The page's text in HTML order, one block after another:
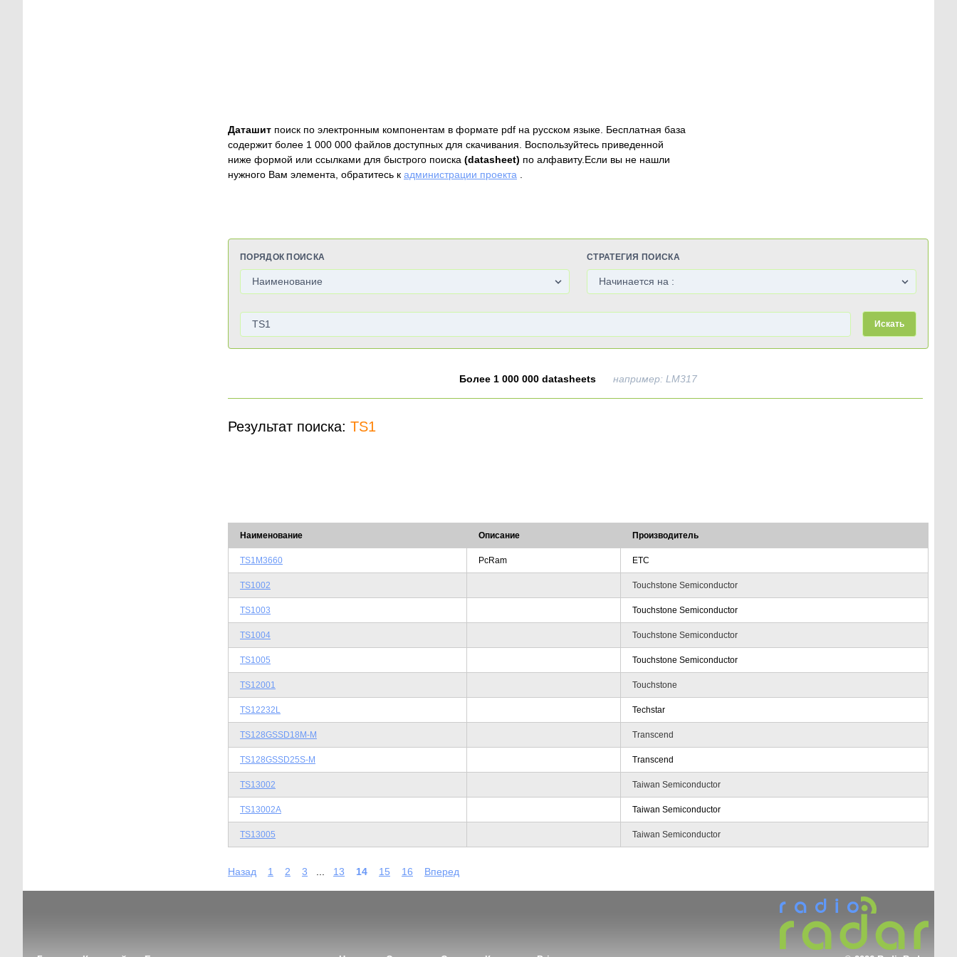
Даташит поиск по электронным компонентам в формате pdf на русском языке. Бесплатная база
содержит более 1 000 000 файлов доступных для скачивания. Воспользуйтесь приведенной
ниже формой или ссылками для быстрого поиска (datasheet) по алфавиту.Если вы не нашли
нужного Вам элемента, обратитесь к администрации проекта .
ПОРЯДОК ПОИСКА СТРАТЕГИЯ ПОИСКА
Искать
Более 1 000 000 datasheets например: LM317
Результат поиска: TS1
Наименование Описание Производитель
TS1M3660 PcRam ETC
TS1002 Touchstone Semiconductor
TS1003 Touchstone Semiconductor
TS1004 Touchstone Semiconductor
TS1005 Touchstone Semiconductor
TS12001 Touchstone
TS12232L Techstar
TS128GSSD18M-M Transcend
TS128GSSD25S-M Transcend
TS13002 Taiwan Semiconductor
TS13002A Taiwan Semiconductor
TS13005 Taiwan Semiconductor
Назад 1 2 3 ... 13 14 15 16 Вперед